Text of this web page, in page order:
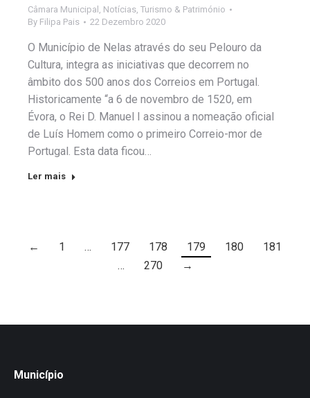
Câmara Municipal Notícias Turismo & Património
By Filipa Pais 22 Dezembro 2020
O Município de Nelas através do seu Pelouro da
Cultura, integra as iniciativas que decorrem no
âmbito dos 500 anos dos Correios em Portugal.
Historicamente “a 6 de novembro de 1520, em
Évora, o Rei D. Manuel I assinou a nomeação oficial
de Luís Homem como o primeiro Correio-mor de
Portugal. Esta data ficou…
Ler mais
← 1 … 177 178 179 180
181
…
270 →
Município